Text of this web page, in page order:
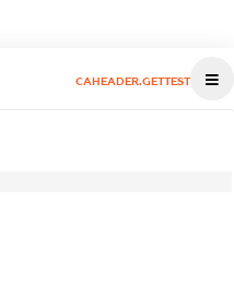
CAHEADER.GETTEST